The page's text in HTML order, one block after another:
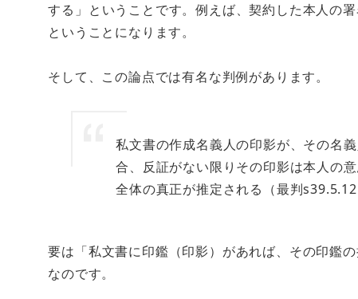
する」 ということです。例えば、契約した本人の
ということになります。
そして、この論点では有名な判例があります。
私文書の作成名義人の印影が、その名
合、反証がない限りその印影は本人の
全体の真正が推定される（最判s39.5.12
要は 「私文書に印鑑（印影）があれば、その印鑑
なのです。